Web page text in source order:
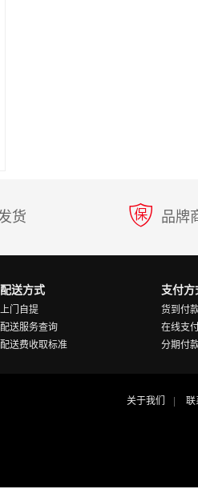
货 品牌
配送方式
上门自提
配送服务查询
配送费收取标准
支付方
货到付
在线支
分期付
关于我们 联